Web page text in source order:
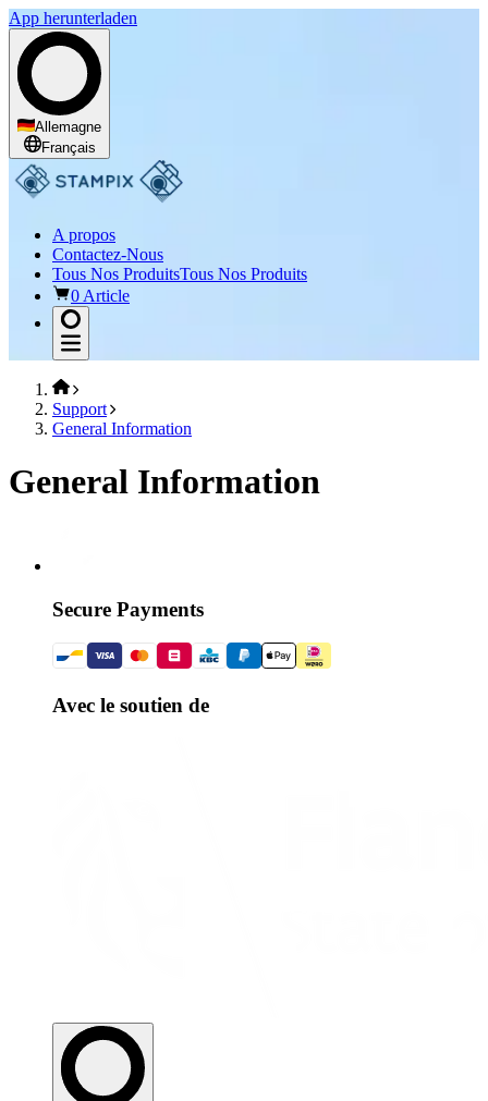
App herunterladen
Allemagne
Français
A propos
Contactez-Nous
Tous Nos ProduitsTous Nos Produits
0 Article
Support
General Information
General Information
Secure Payments
Avec le soutien de